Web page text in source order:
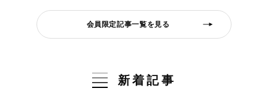
会員限定記事一覧を見る
新着記事